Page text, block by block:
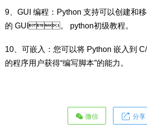
9、GUI 编程：Python 支持可以创建和
的 GUI。 python初级教程。
10、可嵌入：您可以将 Python 嵌入到 C/
的程序用户获得“编写脚本”的能力。
微信 分享